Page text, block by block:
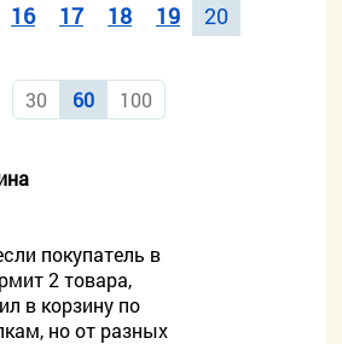
16 17 18 19 20
30 60 100
покупатель в
2 товара,
в корзину по
но от разных